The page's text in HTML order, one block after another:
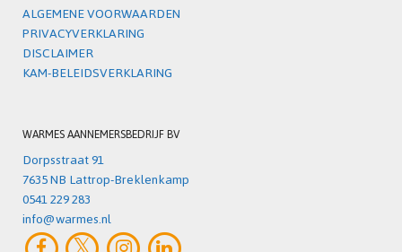
ALGEMENE VOORWAARDEN
PRIVACYVERKLARING
DISCLAIMER
KAM-BELEIDSVERKLARING
WARMES AANNEMERSBEDRIJF BV
Dorpsstraat 91
7635 NB Lattrop-Breklenkamp
0541 229 283
info@warmes.nl